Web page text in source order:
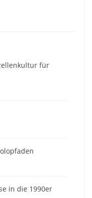
für
in die 1990er